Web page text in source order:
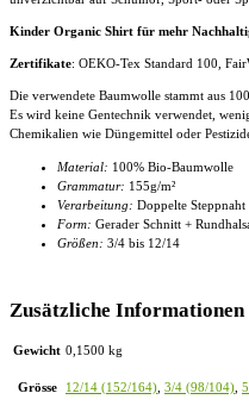
Kinder Organic Shirt für mehr
Zertifikate: OEKO-Tex Standard 100,
Die verwendete Baumwolle stammt aus
Es wird keine Gentechnik verwendet,
Chemikalien wie Düngemittel oder
Material: 100% Bio-Baumwolle
Grammatur: 155g/m²
Verarbeitung: Doppelte Steppnaht
Form: Gerader Schnitt +
Größen: 3/4 bis 12/14
Zusätzliche Informationen
Gewicht 0,1500 kg
Grösse 12/14 (152/164) 3/4 (98/104)